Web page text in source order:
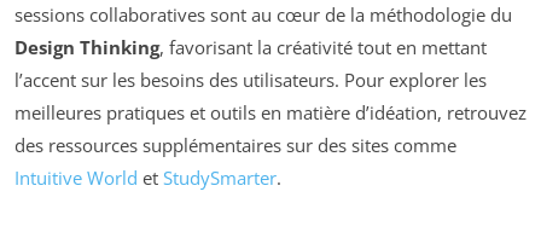
sessions collaboratives sont au cœur de la méthodologie du
Design Thinking, favorisant la créativité tout en mettant
l’accent sur les besoins des utilisateurs. Pour explorer les
meilleures pratiques et outils en matière d’idéation, retrouvez
des ressources supplémentaires sur des sites comme
Intuitive World et StudySmarter.